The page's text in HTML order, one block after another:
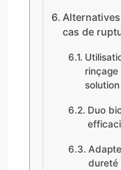
cas de
solution
Duo
dureté